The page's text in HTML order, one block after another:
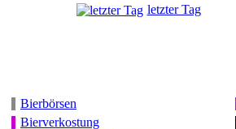
letzter Tag
Bierbörsen
Bierverkostung